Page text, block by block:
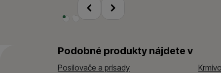
Marketingové cookies
ktoré vás skutočne
predchádzajúci
nasledujúci
Podobné produkty nájdete v
Posilovače a prísady